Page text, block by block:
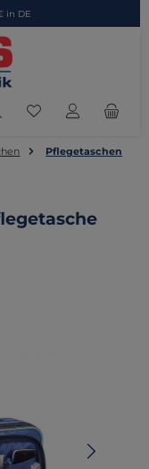
in DE
Du hast 0
Pflegetaschen